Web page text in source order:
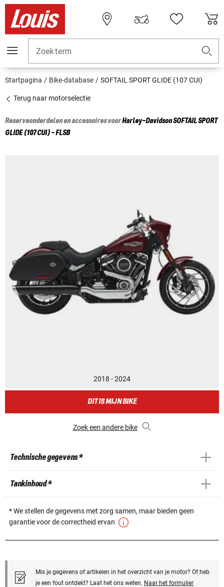
Zoekterm
Startpagina Bike-database SOFTAIL SPORT GLIDE (107 CUI)
Terug naar motorselectie
Reserveonderdelen en accessoires voorHarley-DavidsonSOFTAIL SPORT
GLIDE (107 CUI) - FLSB
2018 - 2024
DIT IS MIJN BIKE
Zoek een andere bike
Technische gegevens *
Tankinhoud *
* We stellen de gegevens met zorg samen, maar bieden geen
garantie voor de correctheid ervan
Mis je gegevens of artikelen in het overzicht van je motor? Of heb
je een fout ontdekt? Laat het ons weten. Naar het formulier